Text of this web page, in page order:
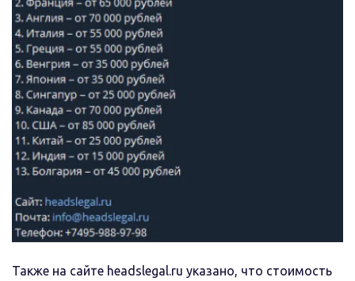
Также на сайте headslegal.ru указано, что стоимость